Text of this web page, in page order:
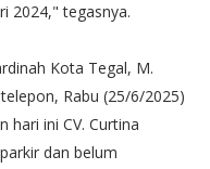
2024," tegasnya.
Kota Tegal, M.
Rabu (25/6/2025)
hari ini CV. Curtina
dan belum